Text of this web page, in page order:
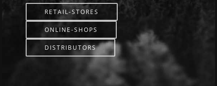
RETAIL-STORES
ONLINE-SHOPS
DISTRIBUTORS